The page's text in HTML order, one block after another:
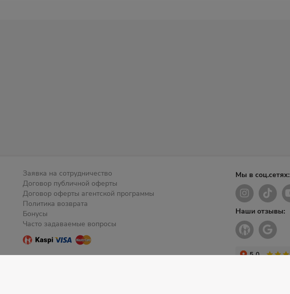
Заявка на сотрудничество
Договор публичной оферты
Договор оферты агентской программы
Политика возврата
Бонусы
Часто задаваемые вопросы
Мы в соц.сетях:
Наши отзывы: